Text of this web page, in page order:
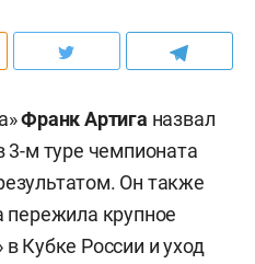
Франк Артига назвал
3-м туре чемпионата
Он также
пережила крупное
Кубке России и уход